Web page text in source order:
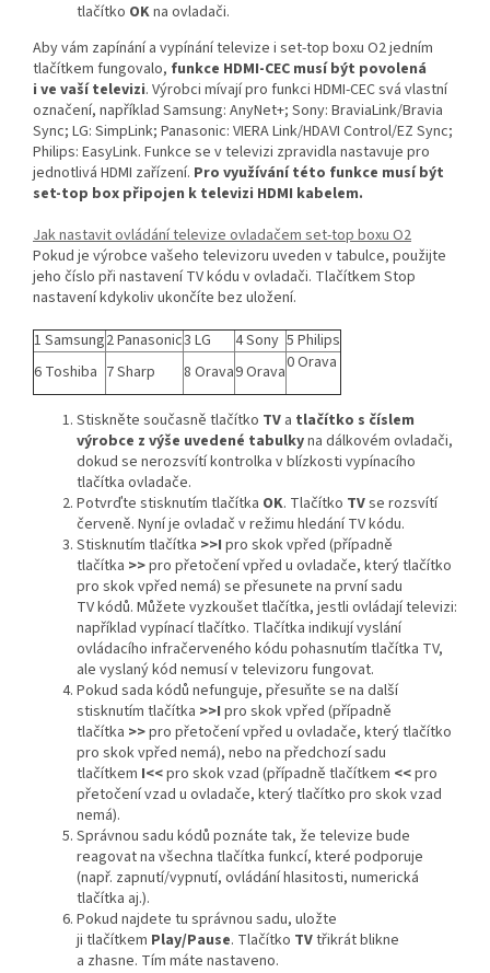
tlačítko OKna ovladači.
Aby vám zapínání a vypínání televize i set-top boxu O2 jedním
tlačítkem fungovalo, funkce HDMI-CEC musí být povolená
i ve vaší televizi. Výrobci mívají pro funkci HDMI-CEC svá vlastní
označení, například Samsung: AnyNet+; Sony: BraviaLink/Bravia
Sync; LG: SimpLink; Panasonic: VIERA Link/HDAVI Control/EZ Sync;
Philips: EasyLink. Funkce se v televizi zpravidla nastavuje pro
jednotlivá HDMI zařízení. Pro využívání této funkce musí být
set-top box připojen k televizi HDMI kabelem.
Jak nastavit ovládání televize ovladačem set-top boxu O2
Pokud je výrobce vašeho televizoru uveden v tabulce, použijte
jeho číslo při nastavení TV kódu v ovladači. Tlačítkem Stop
nastavení kdykoliv ukončíte bez uložení.
1 Samsung2 Panasonic3 LG 4 Sony 5 Philips
6 Toshiba 7 Sharp 8 Orava9 Orava0 Orava
Stiskněte současně tlačítko TV a tlačítko s číslem
výrobce z výše uvedené tabulkyna dálkovém ovladači,
dokud se nerozsvítí kontrolka v blízkosti vypínacího
tlačítka ovladače.
Potvrďte stisknutím tlačítka OK. Tlačítko TVse rozsvítí
červeně. Nyní je ovladač v režimu hledání TV kódu.
Stisknutím tlačítka >>I pro skok vpřed (případně
tlačítka >>pro přetočení vpřed u ovladače, který tlačítko
pro skok vpřed nemá) se přesunete na první sadu
TV kódů. Můžete vyzkoušet tlačítka, jestli ovládají televizi:
například vypínací tlačítko. Tlačítka indikují vyslání
ovládacího infračerveného kódu pohasnutím tlačítka TV,
ale vyslaný kód nemusí v televizoru fungovat.
Pokud sada kódů nefunguje, přesuňte se na další
stisknutím tlačítka >>I pro skok vpřed (případně
tlačítka >>pro přetočení vpřed u ovladače, který tlačítko
pro skok vpřed nemá), nebo na předchozí sadu
tlačítkem I<<pro skok vzad (případně tlačítkem <<pro
přetočení vzad u ovladače, který tlačítko pro skok vzad
nemá).
Správnou sadu kódů poznáte tak, že televize bude
reagovat na všechna tlačítka funkcí, které podporuje
(např. zapnutí/vypnutí, ovládání hlasitosti, numerická
tlačítka aj.).
Pokud najdete tu správnou sadu, uložte
ji tlačítkem Play/Pause. Tlačítko TVtřikrát blikne
a zhasne. Tím máte nastaveno.